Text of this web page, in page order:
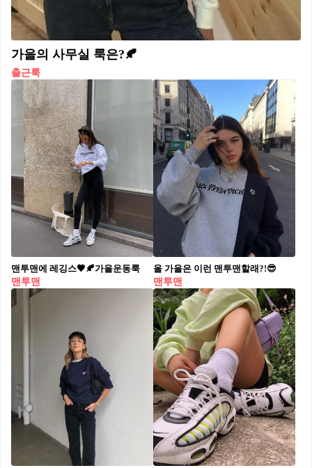
가을의 사무실 룩은?🍂
출근룩
맨투맨에 레깅스🖤🍂가을운동룩
맨투맨
올 가을은 이런 맨투맨할래?!😎
맨투맨